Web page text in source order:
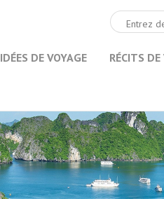
IDÉES DE VOYAGE RÉCITS DE